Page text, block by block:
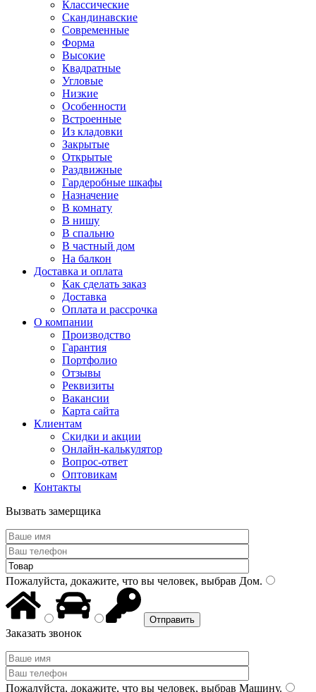
Классические
Скандинавские
Современные
Форма
Высокие
Квадратные
Угловые
Низкие
Особенности
Встроенные
Из кладовки
Закрытые
Открытые
Раздвижные
Гардеробные шкафы
Назначение
В комнату
В нишу
В спальню
В частный дом
На балкон
Доставка и оплата
Как сделать заказ
Доставка
Оплата и рассрочка
О компании
Производство
Гарантия
Портфолио
Отзывы
Реквизиты
Вакансии
Карта сайта
Клиентам
Скидки и акции
Онлайн-калькулятор
Вопрос-ответ
Оптовикам
Контакты
Вызвать замерщика
Пожалуйста, докажите, что вы человек, выбрав Дом.
Заказать звонок
Пожалуйста, докажите, что вы человек, выбрав Машину.